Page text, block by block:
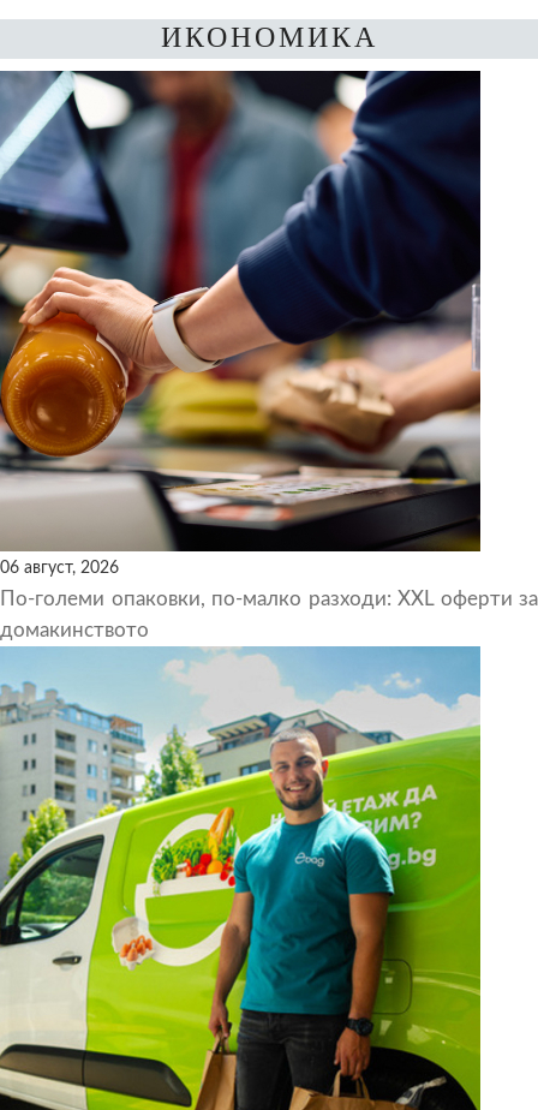
ИКОНОМИКА
06 август, 2026
По-големи опаковки, по-малко разходи: XXL оферти за
домакинството